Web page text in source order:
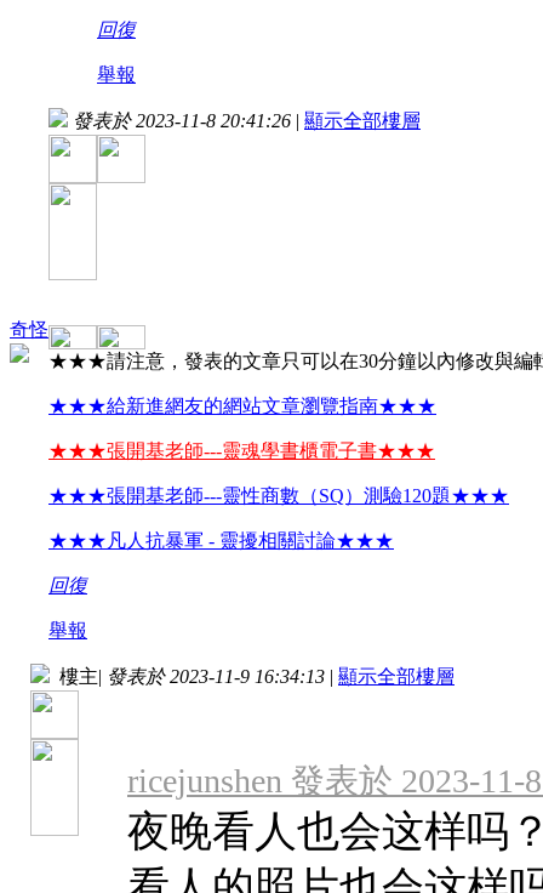
回復
舉報
奇怪
發表於 2023-11-8 20:41:26 | 顯示全部樓層
★★★請注意，發表的文章只可以在30分鐘以內修改與
★★★給新進網友的網站文章瀏覽指南★★★
★★★張開基老師---靈魂學書櫃電子書★★★
★★★張開基老師---靈性商數（SQ）測驗120題★★★
★★★凡人抗暴軍 - 靈擾相關討論★★★
回復
舉報
樓主| 發表於 2023-11-9 16:34:13 | 顯示全部樓層
ricejunshen 發表於 2023-11-
夜晚看人也会这样吗